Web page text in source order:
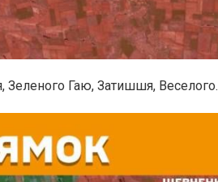
Зеленого Гаю, Затишшя, Веселого.